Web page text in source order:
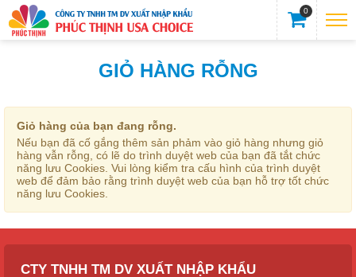
0
GIỎ HÀNG RỖNG
Giỏ hàng của bạn đang rỗng.
Nếu bạn đã cố gắng thêm sản phảm vào giỏ hàng nhưng giỏ
hàng vẫn rỗng, có lẽ do trình duyệt web của bạn đã tắt chức
năng lưu Cookies. Vui lòng kiểm tra cấu hình của trình duyệt
web để đảm bảo rằng trình duyệt web của bạn hỗ trợ tốt chức
năng lưu Cookies.
CTY TNHH TM DV XUẤT NHẬP KHẨU